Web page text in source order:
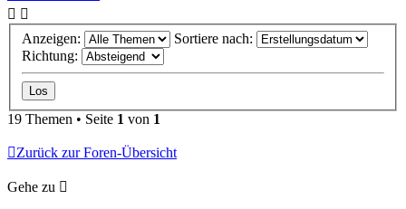
Anzeigen:
Sortiere nach:
Richtung:
19 Themen • Seite 1 von 1
Zurück zur Foren-Übersicht
Gehe zu